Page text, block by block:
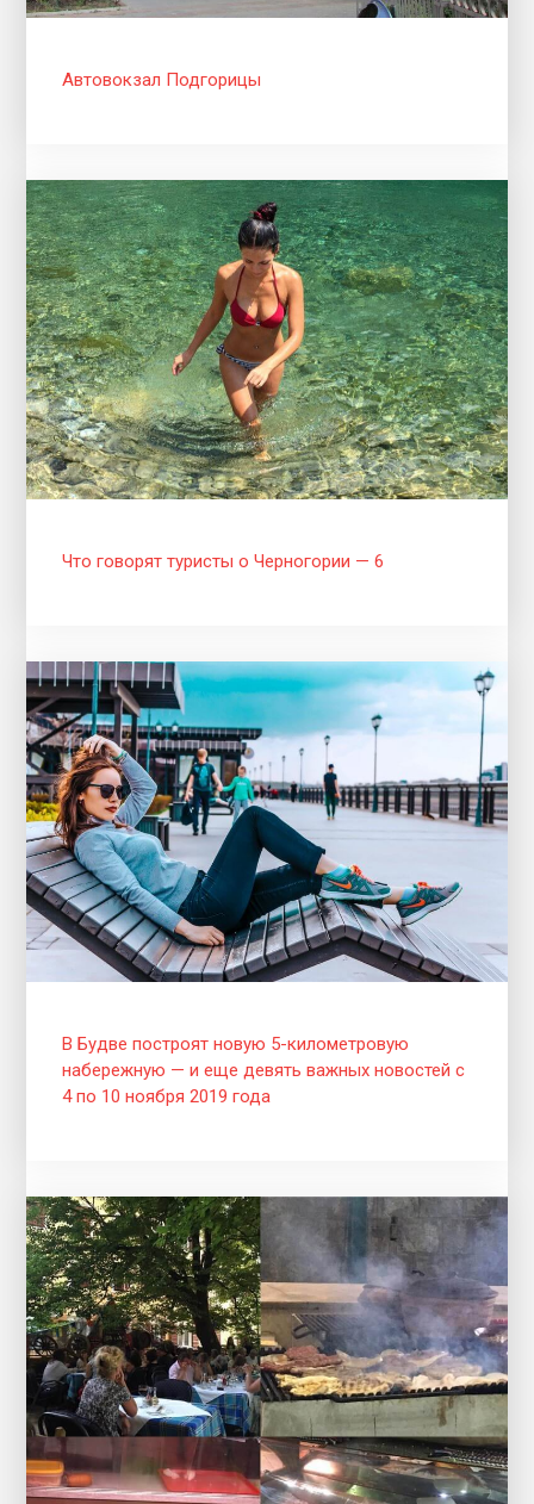
Автовокзал Подгорицы
Что говорят туристы о Черногории — 6
В Будве построят новую 5-километровую
набережную — и еще девять важных новостей с
4 по 10 ноября 2019 года